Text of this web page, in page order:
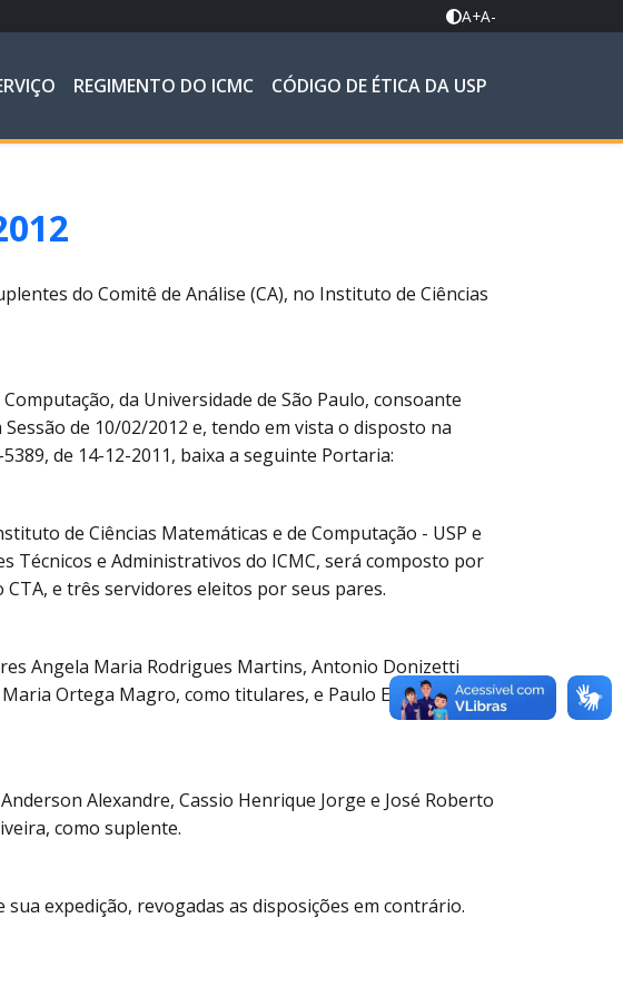
A+A-
REGIMENTO DO ICMC CÓDIGO DE ÉTICA DA USP
do Comitê de Análise (CA), no Instituto de Ciências
da Universidade de São Paulo, consoante
de 10/02/2012 e, tendo em vista o disposto na
de 14-12-2011, baixa a seguinte Portaria:
de Ciências Matemáticas e de Computação - USP e
Técnicos e Administrativos do ICMC, será composto por
e três servidores eleitos por seus pares.
Angela Maria Rodrigues Martins, Antonio Donizetti
Ortega Magro, como titulares, e Paulo Ernesto
Alexandre, Cassio Henrique Jorge e José Roberto
como suplente.
expedição, revogadas as disposições em contrário.